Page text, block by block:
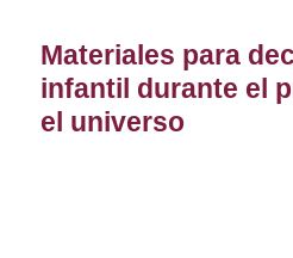
Materiales para
infantil durante el
el universo